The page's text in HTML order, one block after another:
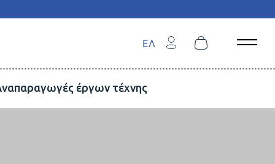
ΕΛ Open
έργων τέχνης